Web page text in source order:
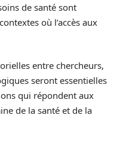
de santé sont
où l’accès aux
entre chercheurs,
seront essentielles
qui répondent aux
de la santé et de la